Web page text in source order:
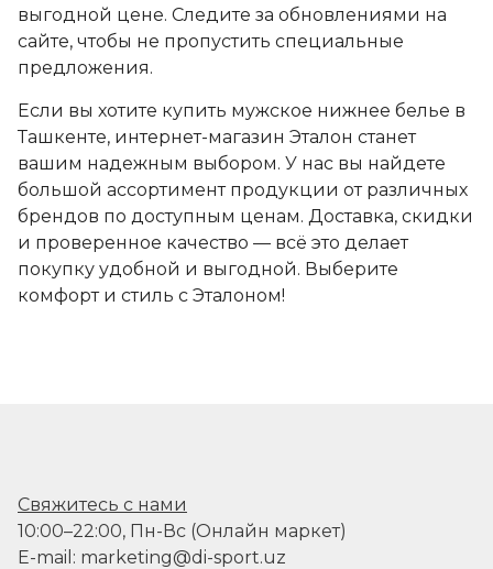
выгодной цене. Следите за обновлениями на
сайте, чтобы не пропустить специальные
предложения.
Если вы хотите купить мужское нижнее белье в
Ташкенте, интернет-магазин Эталон станет
вашим надежным выбором. У нас вы найдете
большой ассортимент продукции от различных
брендов по доступным ценам. Доставка, скидки
и проверенное качество — всё это делает
покупку удобной и выгодной. Выберите
комфорт и стиль с Эталоном!
Свяжитесь с нами
10:00–22:00, Пн-Вс (Онлайн маркет)
E-mail: marketing@di-sport.uz